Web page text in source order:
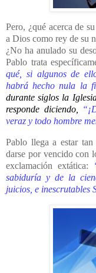
Pero, ¿qué acerca de
a Dios como rey de su
¿No ha anulado su
Pablo trata
qué, si algunos de
habrá hecho nula la
durante siglos la
responde diciendo,
veraz y todo hombre
Pablo llega a estar
darse por vencido con
exclamación extática:
sabiduría y de la
juicios, e inescrutables